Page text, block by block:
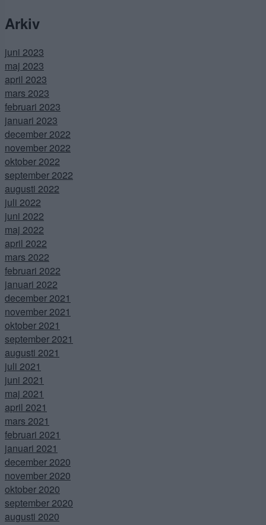
Arkiv
juni 2023
maj 2023
april 2023
mars 2023
februari 2023
januari 2023
december 2022
november 2022
oktober 2022
september 2022
augusti 2022
juli 2022
juni 2022
maj 2022
april 2022
mars 2022
februari 2022
januari 2022
december 2021
november 2021
oktober 2021
september 2021
augusti 2021
juli 2021
juni 2021
maj 2021
april 2021
mars 2021
februari 2021
januari 2021
december 2020
november 2020
oktober 2020
september 2020
augusti 2020